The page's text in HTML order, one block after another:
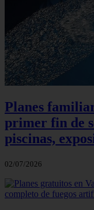
Planes
primer fin de
piscinas,
02/07/2026